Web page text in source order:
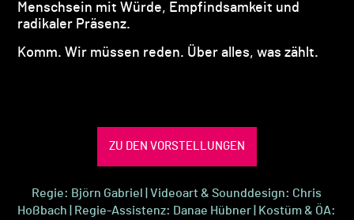
Menschsein mit Würde, Empfindsamkeit und
radikaler Präsenz.
Komm. Wir müssen reden. Über alles, was zählt.
ZU DEN VORSTELLUNGEN
Regie: Björn Gabriel | Videoart & Sounddesign: Chris
Hoßbach | Regie-Assistenz: Danae Hübner | Kostüm & ÖA: